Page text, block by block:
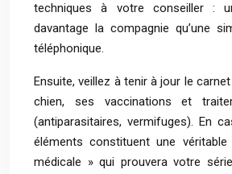
techniques à votre conseiller :
davantage la compagnie qu’une
téléphonique.
Ensuite, veillez à tenir à jour le
chien, ses vaccinations et
(antiparasitaires, vermifuges). En
éléments constituent une véritable
médicale » qui prouvera votre